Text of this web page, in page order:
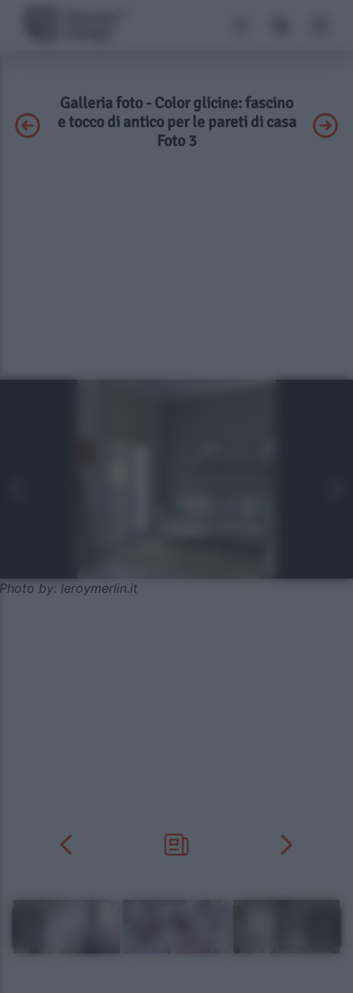
Galleria foto - Color glicine: fascino
e tocco di antico per le pareti di casa
Foto 3
Photo by: leroymerlin.it